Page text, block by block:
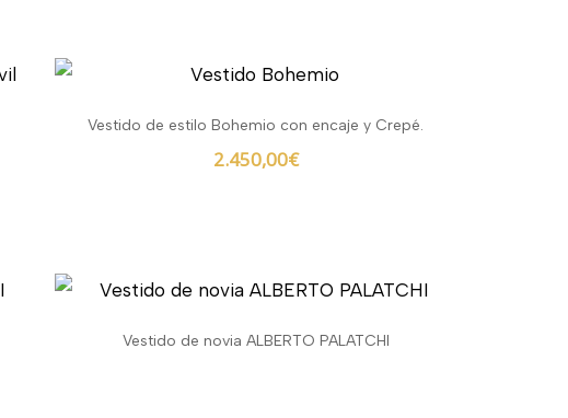
Vestido de estilo Bohemio con encaje y Crepé.
2.450,00€
Vestido de novia ALBERTO PALATCHI